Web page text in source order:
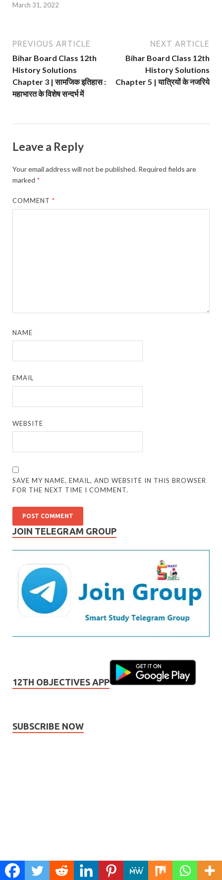
March 31, 2022
PREVIOUS ARTICLE
Bihar Board Class 12th
History Solutions
Chapter 3 | सामजिक इतिहास :
महाभारत के विशेष सन्दर्भ में
NEXT ARTICLE
Bihar Board Class 12th
History Solutions
Chapter 5 | यात्रियों के नजरिये
Leave a Reply
Your email address will not be published. Required fields are
marked *
COMMENT*
NAME
EMAIL
WEBSITE
SAVE MY NAME, EMAIL, AND WEBSITE IN THIS BROWSER
FOR THE NEXT TIME I COMMENT.
JOIN TELEGRAM GROUP
12TH OBJECTIVES APP
SUBSCRIBE NOW